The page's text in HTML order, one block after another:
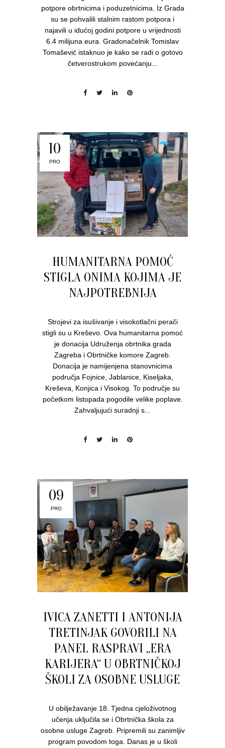
potpore obrtnicima i poduzetnicima. Iz Grada
su se pohvalili stalnim rastom potpora i
najavili u idućoj godini potpore u vrijednosti
6.4 milijuna eura. Gradonačelnik Tomislav
Tomašević istaknuo je kako se radi o gotovo
četverostrukom povećanju...
10
PRO
HUMANITARNA POMOĆ
STIGLA ONIMA KOJIMA JE
NAJPOTREBNIJA
Strojevi za isušivanje i visokotlačni perači
stigli su u Kreševo. Ova humanitarna pomoć
je donacija Udruženja obrtnika grada
Zagreba i Obrtničke komore Zagreb.
Donacija je namijenjena stanovnicima
područja Fojnice, Jablanice, Kiseljaka,
Kreševa, Konjica i Visokog. To područje su
početkom listopada pogodile velike poplave.
Zahvaljujući suradnji s...
09
PRO
IVICA ZANETTI I ANTONIJA
TRETINJAK GOVORILI NA
PANEL RASPRAVI „ERA
KARIJERA“ U OBRTNIČKOJ
ŠKOLI ZA OSOBNE USLUGE
U obilježavanje 18. Tjedna cjeloživotnog
učenja uključila se i Obrtnička škola za
osobne usluge Zagreb. Pripremili su zanimljiv
program povodom toga. Danas je u školi